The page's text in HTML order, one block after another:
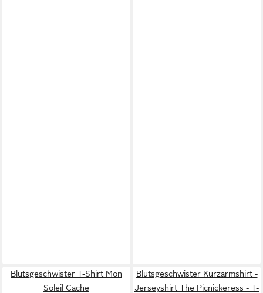
Blutsgeschwister T-Shirt Mon
Soleil Cache
Blutsgeschwister Kurzarmshirt -
Jerseyshirt The Picnickeress - T-